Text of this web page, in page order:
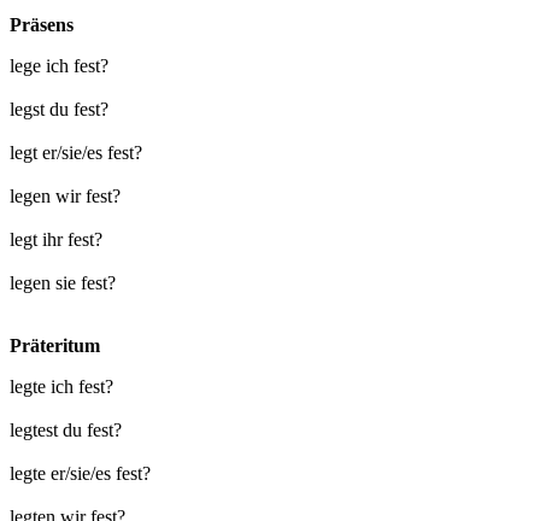
Präsens
lege ich fest?
legst du fest?
legt er/sie/es fest?
legen wir fest?
legt ihr fest?
legen sie fest?
Präteritum
legte ich fest?
legtest du fest?
legte er/sie/es fest?